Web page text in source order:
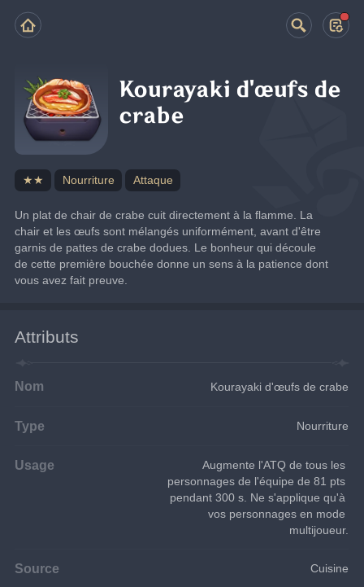
Kourayaki d'œufs de
crabe
★★ Nourriture Attaque
Un plat de chair de crabe cuit directement à la flamme. La
chair et les œufs sont mélangés uniformément, avant d'être
garnis de pattes de crabe dodues. Le bonheur qui découle
de cette première bouchée donne un sens à la patience dont
vous avez fait preuve.
Attributs
Nom Kourayaki d'œufs de crabe
Type Nourriture
Usage
Augmente l'ATQ de tous les
personnages de l'équipe de 81 pts
pendant 300 s. Ne s'applique qu'à
vos personnages en mode
multijoueur.
Source Cuisine